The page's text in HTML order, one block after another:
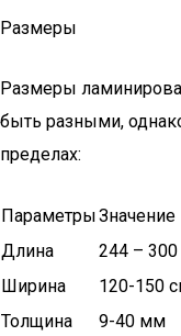
Размеры
Размеры
быть разными,
пределах:
ПараметрыЗначение
Длина
244 –
Ширина
120-150
Толщина
9-40 мм